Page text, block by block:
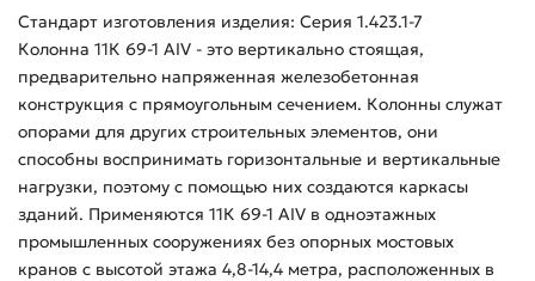
Стандарт изготовления изделия: Серия 1.423.1-7
Колонна 11К 69-1 АIV - это вертикально стоящая,
предварительно напряженная железобетонная
конструкция с прямоугольным сечением. Колонны служат
опорами для других строительных элементов, они
способны воспринимать горизонтальные и вертикальные
нагрузки, поэтому с помощью них создаются каркасы
зданий. Применяются 11К 69-1 АIV в одноэтажных
промышленных сооружениях без опорных мостовых
кранов с высотой этажа 4,8-14,4 метра, расположенных в